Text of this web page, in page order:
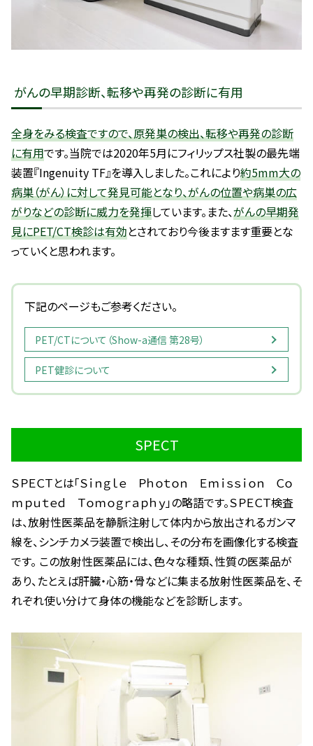
がんの早期診断、転移や再発の診断に有用
全身をみる検査ですので、原発巣の検出、転移や再発の診断
に有用です。当院では2020年5月にフィリップス社製の最先端
装置『Ingenuity TF』を導入しました。これにより約5mm大の
病巣（がん）に対して発見可能となり、がんの位置や病巣の広
がりなどの診断に威力を発揮しています。 また、がんの早期発
見にPET/CT検診は有効とされており今後ますます重要とな
っていくと思われます。
下記のページもご参考ください。
PET/CTについて（Show-a通信 第28号）
PET健診について
SPECT
ＳＰＥＣＴとは「Ｓｉｎｇｌｅ Ｐｈｏｔｏｎ Ｅｍｉｓｓｉｏｎ Ｃｏ
ｍｐｕｔｅｄ Ｔｏｍｏｇｒａｐｈｙ」の略語です。ＳＰＥＣＴ検査
は、放射性医薬品を静脈注射して体内から放出されるガンマ
線を、シンチカメラ装置で検出し、その分布を画像化する検査
です。 この放射性医薬品には、色々な種類、性質の医薬品が
あり、たとえば肝臓・心筋・骨などに集まる放射性医薬品を、そ
れぞれ使い分けて身体の機能などを診断します。